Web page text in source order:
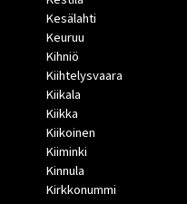
Kesälahti
Keuruu
Kihniö
Kiihtelysvaara
Kiikala
Kiikka
Kiikoinen
Kiiminki
Kinnula
Kirkkonummi